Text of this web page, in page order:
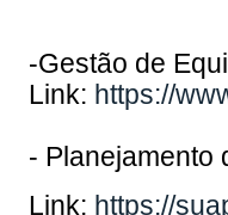
-Gestão de
Link: https://
- Planejamento
Link: https://